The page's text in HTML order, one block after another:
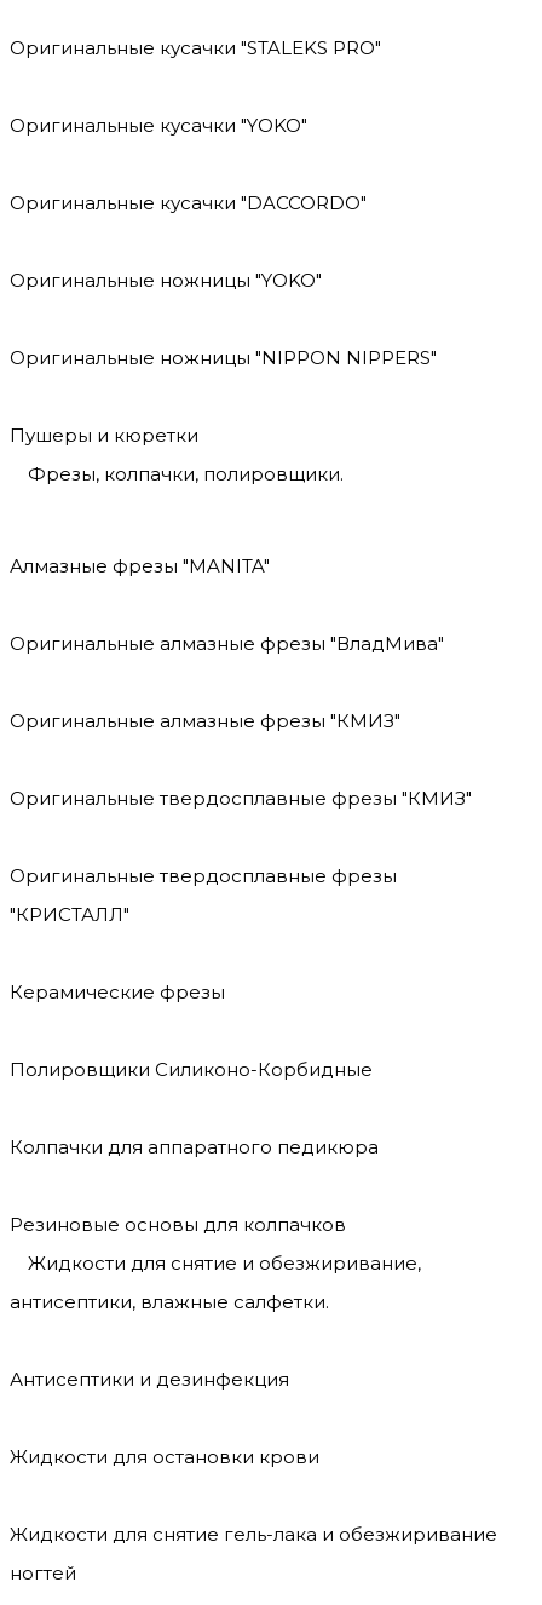
Оригинальные кусачки "STALEKS PRO"
Оригинальные кусачки "YOKO"
Оригинальные кусачки "DACCORDO"
Оригинальные ножницы "YOKO"
Оригинальные ножницы "NIPPON NIPPERS"
Пушеры и кюретки
Фрезы, колпачки, полировщики.
Алмазные фрезы "MANITA"
Оригинальные алмазные фрезы "ВладМива"
Оригинальные алмазные фрезы "КМИЗ"
Оригинальные твердосплавные фрезы "КМИЗ"
Оригинальные твердосплавные фрезы
"КРИСТАЛЛ"
Керамические фрезы
Полировщики Силиконо-Корбидные
Колпачки для аппаратного педикюра
Резиновые основы для колпачков
Жидкости для снятие и обезжиривание,
антисептики, влажные салфетки.
Антисептики и дезинфекция
Жидкости для остановки крови
Жидкости для снятие гель-лака и обезжиривание
ногтей